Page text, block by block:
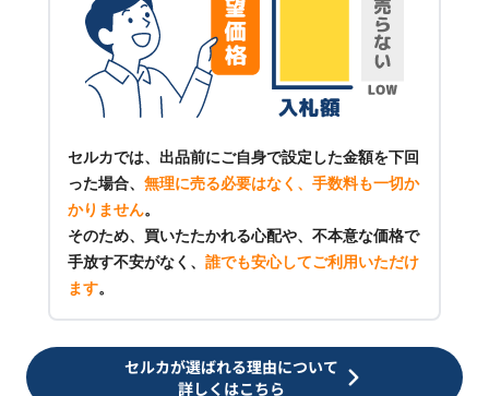
セルカでは、出品前にご自身で設定した金額を下回
った場合、 無理に売る必要はなく、手数料も一切か
かりません。
そのため、買いたたかれる心配や、不本意な価格で
手放す不安がなく、 誰でも安心してご利用いただけ
ます。
セルカが選ばれる理由について
詳しくはこちら